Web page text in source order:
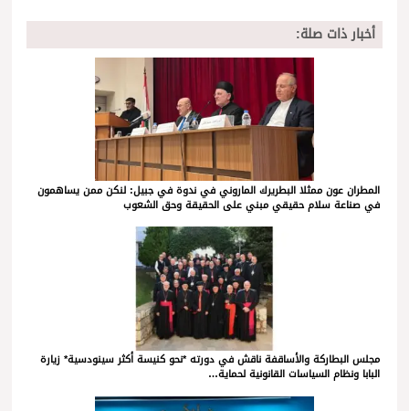
أخبار ذات صلة:
المطران عون ممثلا البطريرك الماروني في ندوة في جبيل: لنكن ممن يساهمون
في صناعة سلام حقيقي مبني على الحقيقة وحق الشعوب
مجلس البطاركة والأساقفة ناقش في دورته *نحو كنيسة أكثر سينودسية* زيارة
البابا ونظام السياسات القانونية لحماية…